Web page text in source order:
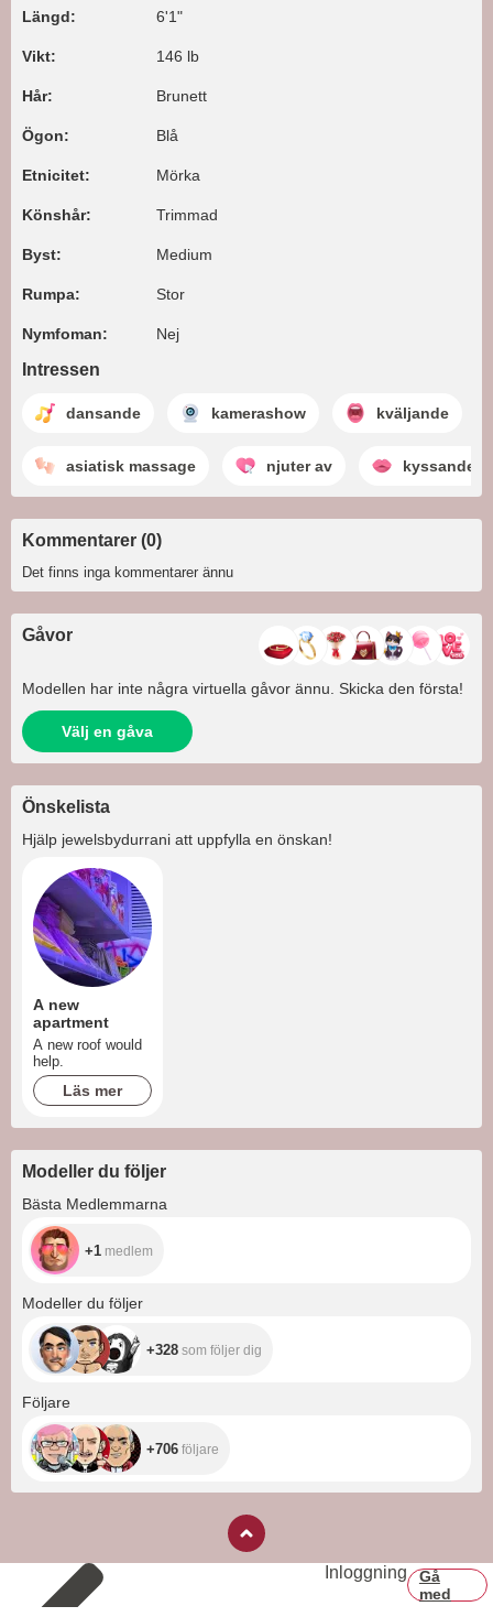
Längd: 6'1"
Vikt: 146 lb
Hår: Brunett
Ögon: Blå
Etnicitet: Mörka
Könshår: Trimmad
Byst: Medium
Rumpa: Stor
Nymfoman: Nej
Intressen
dansande kamerashow kväljande
asiatisk massage njuter av kyssande
Kommentarer (0)
Det finns inga kommentarer ännu
Gåvor
Modellen har inte några virtuella gåvor ännu. Skicka den första!
Välj en gåva
Önskelista
Hjälp jewelsbydurrani att uppfylla en önskan!
A new
apartment
A new roof would
help.
Läs mer
Modeller du följer
Bästa Medlemmarna
+1
+1 medlem
Modeller du följer
+328 som följer dig
Följare
+706 följare
Inloggning
Gå
med